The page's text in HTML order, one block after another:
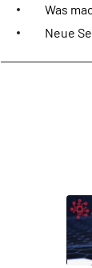
Was
Neue